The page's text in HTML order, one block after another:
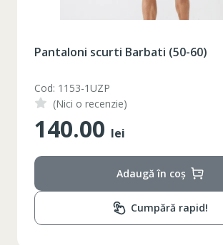
Pantaloni scurti Barbati (50-60)
Cod: 1153-1UZP
(Nici o recenzie)
140.00 lei
Adaugă în coș
Cumpără rapid!